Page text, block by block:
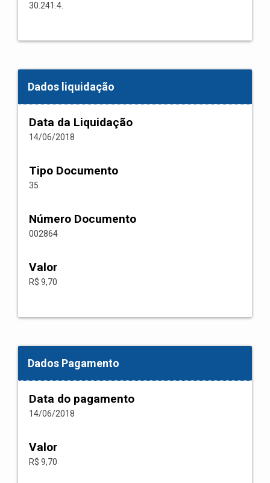
30.241.4.
Dados liquidação
Data da Liquidação
14/06/2018
Tipo Documento
35
Número Documento
002864
Valor
R$ 9,70
Dados Pagamento
Data do pagamento
14/06/2018
Valor
R$ 9,70